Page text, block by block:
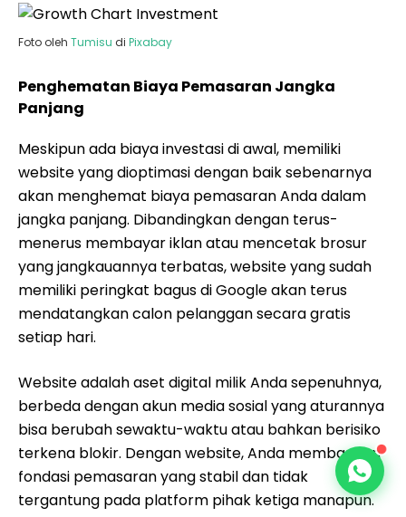
Foto oleh Tumisu di Pixabay
Penghematan Biaya Pemasaran Jangka
Panjang
Meskipun ada biaya investasi di awal, memiliki
website yang dioptimasi dengan baik sebenarnya
akan menghemat biaya pemasaran Anda dalam
jangka panjang. Dibandingkan dengan terus-
menerus membayar iklan atau mencetak brosur
yang jangkauannya terbatas, website yang sudah
memiliki peringkat bagus di Google akan terus
mendatangkan calon pelanggan secara gratis
setiap hari.
Website adalah aset digital milik Anda sepenuhnya,
berbeda dengan akun media sosial yang aturannya
bisa berubah sewaktu-waktu atau bahkan berisiko
terkena blokir. Dengan website, Anda membangun
fondasi pemasaran yang stabil dan tidak
tergantung pada platform pihak ketiga manapun.